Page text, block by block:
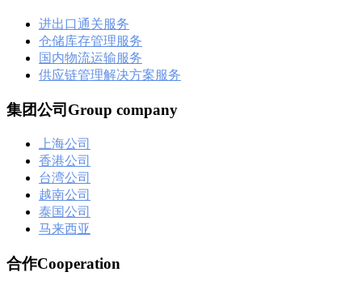
进出口通关服务
仓储库存管理服务
国内物流运输服务
供应链管理解决方案服务
集团公司Group company
上海公司
香港公司
台湾公司
越南公司
泰国公司
马来西亚
合作Cooperation